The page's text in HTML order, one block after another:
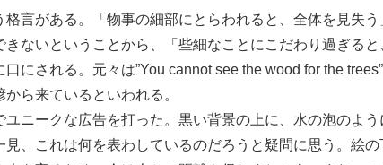
格言がある。「物事の細部にとらわれると、全体を見失
ないということから、「些細なことにこだわり過ぎる
にされる。元々は”You cannot see the wood for the
ら来ているといわれる。
ユニークな広告を打った。黒い背景の上に、水の泡のよ
見、これは何を表わしているのだろうと疑問に思う。絵